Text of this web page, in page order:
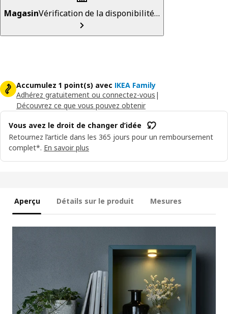
MagasinVérification de la disponibilité…
Accumulez 1 point(s) avec IKEA Family
Adhérez gratuitement ou connectez-vous |
Découvrez ce que vous pouvez obtenir
Vous avez le droit de changer d’idée
Retournez l’article dans les 365 jours pour un remboursement
complet*. En savoir plus
Aperçu Détails sur le produit Mesures